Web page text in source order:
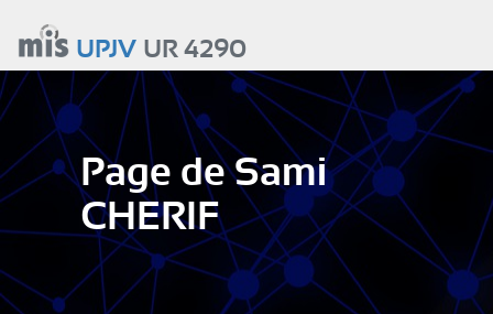
contenu
principal
UPJVUR 4290
Page de Sami
CHERIF